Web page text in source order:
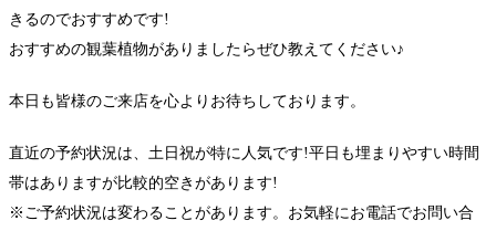
きるのでおすすめです!
おすすめの観葉植物がありましたらぜひ教えてください♪
本日も皆様のご来店を心よりお待ちしております。
直近の予約状況は、土日祝が特に人気です!平日も埋まりやすい時間
帯はありますが比較的空きがあります!
※ご予約状況は変わることがあります。お気軽にお電話でお問い合